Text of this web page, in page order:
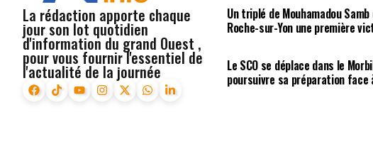
La rédaction apporte chaque
jour son lot quotidien
d'information du grand Ouest ,
pour vous fournir l'essentiel de
l'actualité de la journée
Un triplé de Mouhamadou
Roche-sur-Yon une première
Le SCO se déplace dans le
poursuivre sa préparation face